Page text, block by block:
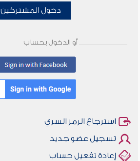
دخول المشتركين
أو الدخول بحساب
استرجاع الرمز السري
تسجيل عضو جديد
إعادة تفعيل حساب